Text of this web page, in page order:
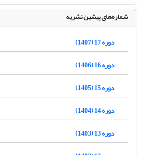
شماره‌های پیشین نشریه
دوره 17 (1407)
دوره 16 (1406)
دوره 15 (1405)
دوره 14 (1404)
دوره 13 (1403)